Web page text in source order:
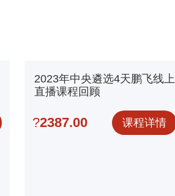
2023年中央遴选4天鹏飞线上
直播课程回顾
?2387.00 课程详情